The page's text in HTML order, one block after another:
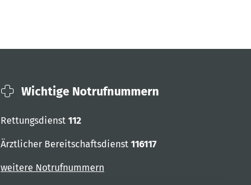
Wichtige Notrufnummern
Rettungsdienst 112
Ärztlicher Bereitschaftsdienst 116117
weitere Notrufnummern